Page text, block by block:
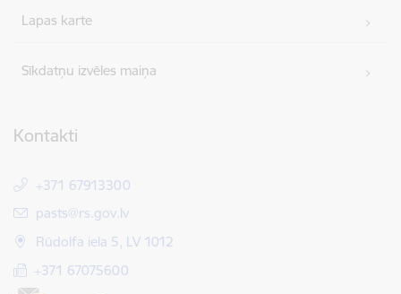
Lapas karte
Sīkdatņu izvēles maiņa
Kontakti
+371 67913300
E-pasts:
pasts@rs.gov.lv
Rūdolfa iela 5, LV 1012
+371 67075600